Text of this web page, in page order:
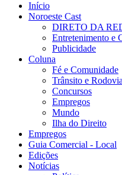
Início
Noroeste Cast
DIRETO DA
Entretenimento e
Publicidade
Coluna
Fé e Comunidade
Trânsito e
Concursos
Empregos
Mundo
Ilha do Direito
Empregos
Guia Comercial - Local
Edições
Notícias